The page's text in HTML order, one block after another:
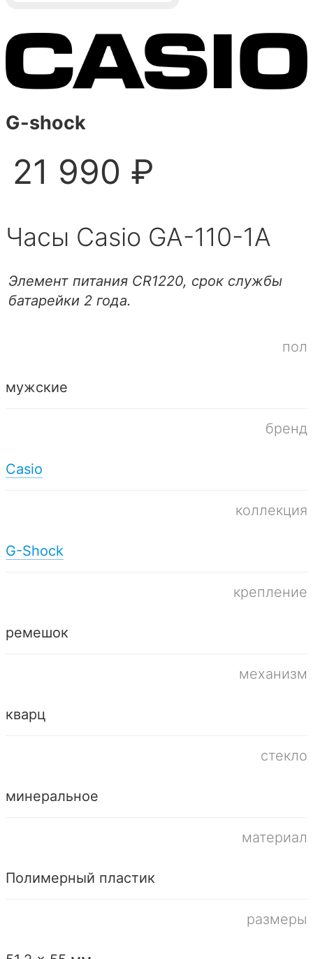
G-shock
21 990 ₽
Часы Casio GA-110-1A
Элемент питания CR1220, срок службы
батарейки 2 года.
пол
мужские
бренд
Casio
коллекция
G-Shock
крепление
ремешок
механизм
кварц
стекло
минеральное
материал
Полимерный пластик
размеры